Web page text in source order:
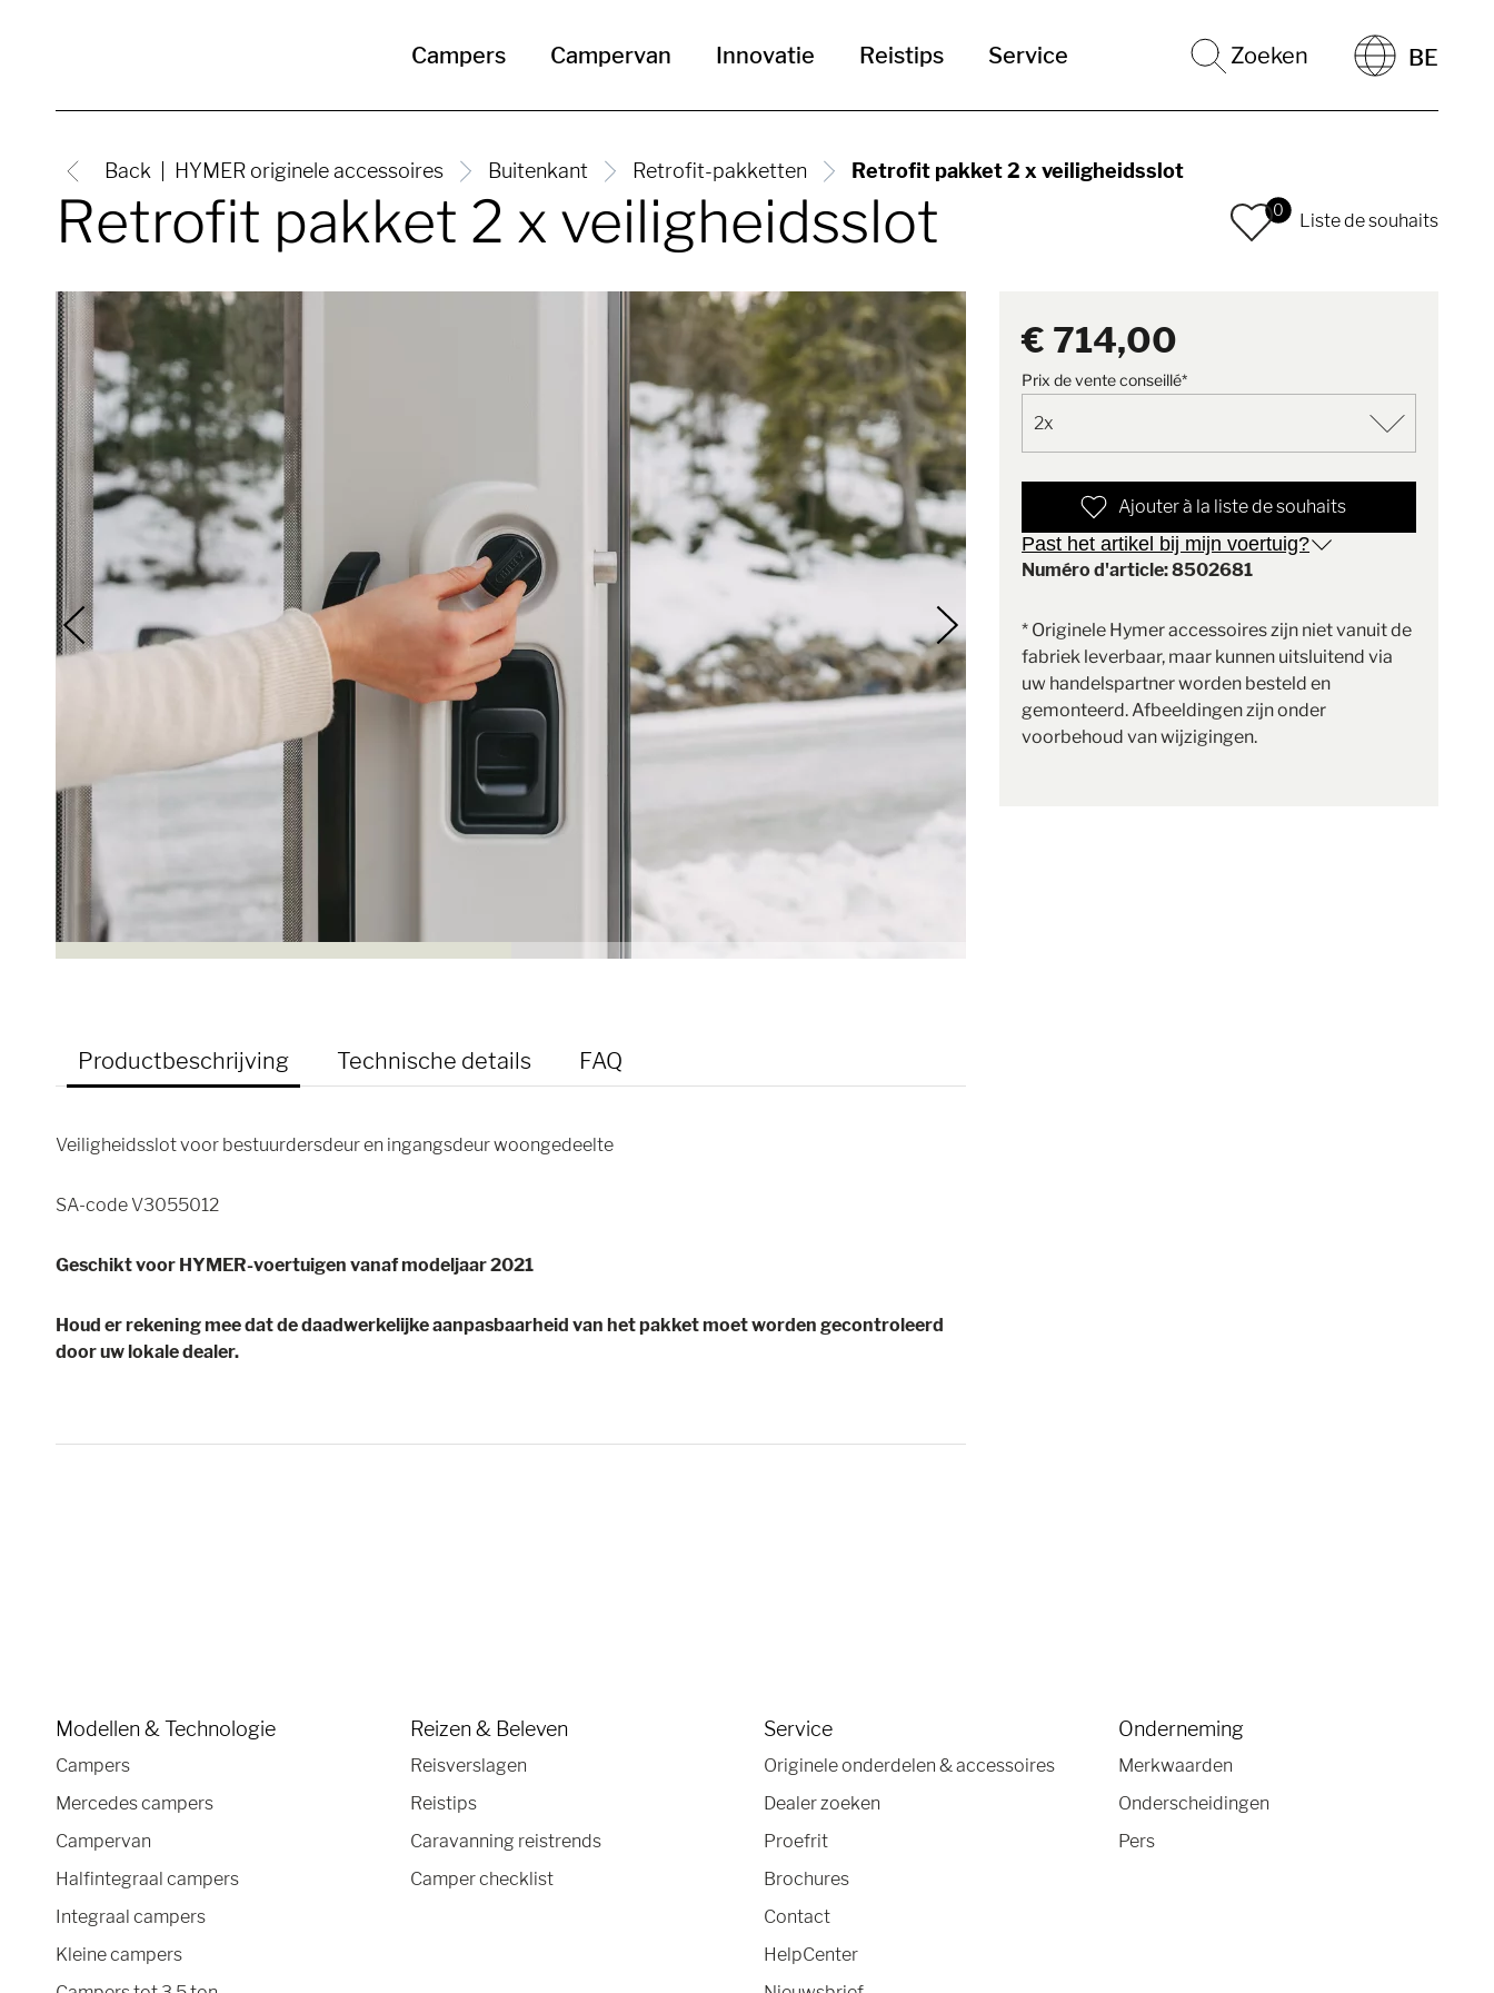
Campers Campervan Innovatie Reistips Service Zoeken BE
Back HYMER originele accessoires Buitenkant Retrofit-pakketten Retrofit pakket 2 x veiligheidsslot
Retrofit pakket 2 x veiligheidsslot 0
Liste de souhaits
Productbeschrijving Technische details FAQ
Veiligheidsslot voor bestuurdersdeur en ingangsdeur woongedeelte
SA-code V3055012
Geschikt voor HYMER-voertuigen vanaf modeljaar 2021
Houd er rekening mee dat de daadwerkelijke aanpasbaarheid van het pakket moet worden gecontroleerd
door uw lokale dealer.
€ 714,00
Prix de vente conseillé*
Ajouter à la liste de souhaits
Past het artikel bij mijn voertuig?
Numéro d'article: 8502681
* Originele Hymer accessoires zijn niet vanuit de
fabriek leverbaar, maar kunnen uitsluitend via
uw handelspartner worden besteld en
gemonteerd. Afbeeldingen zijn onder
voorbehoud van wijzigingen.
Modellen & Technologie
Campers
Mercedes campers
Campervan
Halfintegraal campers
Integraal campers
Kleine campers
Reizen & Beleven
Reisverslagen
Reistips
Caravanning reistrends
Camper checklist
Service
Originele onderdelen & accessoires
Dealer zoeken
Proefrit
Brochures
Contact
HelpCenter
Onderneming
Merkwaarden
Onderscheidingen
Pers